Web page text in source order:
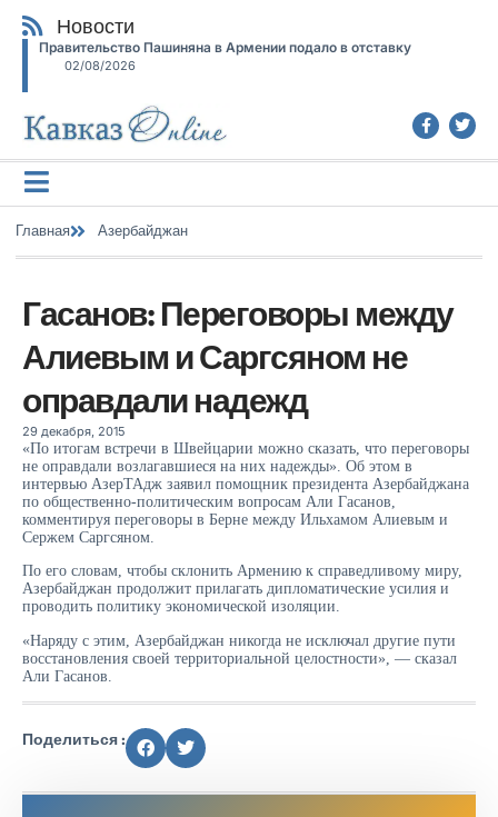
Новости
Правительство Пашиняна в Армении подало в отставку
02/08/2026
Главная Азербайджан
Гасанов: Переговоры между
Алиевым и Саргсяном не
оправдали надежд
29 декабря, 2015
«По итогам встречи в Швейцарии можно сказать, что переговоры
не оправдали возлагавшиеся на них надежды». Об этом в
интервью АзерТАдж заявил помощник президента Азербайджана
по общественно-политическим вопросам Али Гасанов,
комментируя переговоры в Берне между Ильхамом Алиевым и
Сержем Саргсяном.
По его словам, чтобы склонить Армению к справедливому миру,
Азербайджан продолжит прилагать дипломатические усилия и
проводить политику экономической изоляции.
«Наряду с этим, Азербайджан никогда не исключал другие пути
восстановления своей территориальной целостности», — сказал
Али Гасанов.
Поделиться :